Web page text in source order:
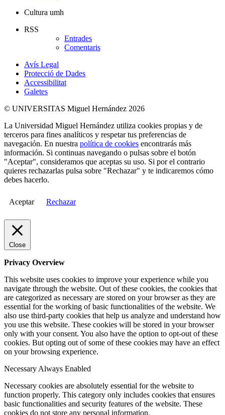
Cultura umh
RSS
Entrades
Comentaris
Avís Legal
Protecció de Dades
Accessibilitat
Galetes
© UNIVERSITAS Miguel Hernández 2026
La Universidad Miguel Hernández utiliza cookies propias y de
terceros para fines analíticos y respetar tus preferencias de
navegación. En nuestra política de cookies encontrarás más
información. Si continuas navegando o pulsas sobre el botón
"Aceptar", consideramos que aceptas su uso. Si por el contrario
quieres rechazarlas pulsa sobre "Rechazar" y te indicaremos cómo
debes hacerlo.
Aceptar Rechazar
Close
Privacy Overview
This website uses cookies to improve your experience while you
navigate through the website. Out of these cookies, the cookies that
are categorized as necessary are stored on your browser as they are
essential for the working of basic functionalities of the website. We
also use third-party cookies that help us analyze and understand how
you use this website. These cookies will be stored in your browser
only with your consent. You also have the option to opt-out of these
cookies. But opting out of some of these cookies may have an effect
on your browsing experience.
Necessary Always Enabled
Necessary cookies are absolutely essential for the website to
function properly. This category only includes cookies that ensures
basic functionalities and security features of the website. These
cookies do not store any personal information.